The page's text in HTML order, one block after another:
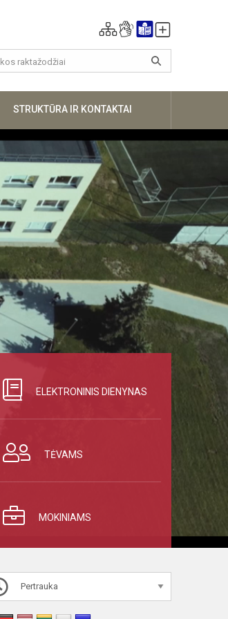
STRUKTŪRA IR KONTAKTAI
ELEKTRONINIS DIENYNAS
TĖVAMS
MOKINIAMS
Pertrauka